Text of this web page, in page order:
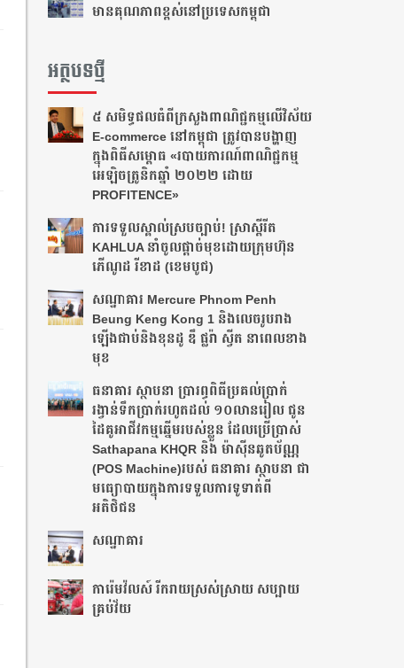
មានគុណភាពខ្ពស់នៅប្រទេសកម្ពុជា
អត្ថបទថ្មី
៥ សមិទ្ធផលធំ​ពីក្រសួងពាណិជ្ជកម្មលើវិស័យ
E-commerce នៅកម្ពុជា ត្រូវបានបង្ហាញ
ក្នុងពិធីសម្ពោធ «របាយការណ៍ពាណិជ្ជកម្ម
អេឡិចត្រូនិកឆ្នាំ ២០២២ ដោយ
PROFITENCE»
ការទទួលស្គាល់ស្របច្បាប់! ស្រាស្ពីរីត
KAHLUA នាំចូលផ្ដាច់មុខដោយក្រុមហ៊ុន
ភើណូដ រីខាដ (ខេមបូជ)
សណ្ឋាគារ Mercure Phnom Penh
Beung Keng Kong 1 និងលេចរូបរាង
ឡើងជាប់និងខុនដូ ឌឹ ផ្លរ៉ា ស្វីត នាពេលខាង
មុខ
ធនាគារ ស្ថាបនា ប្រារព្ធពិធីប្រគល់ប្រាក់
រង្វាន់ទឹកប្រាក់រហូតដល់ ១០លានរៀល ជូន
ដៃគូអាជីវកម្មឆ្នើមរបស់ខ្លួន ដែលប្រើប្រាស់
Sathapana KHQR និង ម៉ាស៊ីនឆូតប័ណ្ណ
(POS Machine)របស់ ធនាគារ ស្ថាបនា ជា
មធ្យោបាយក្នុងការទទួលការទូទាត់ពី
អតិថិជន
សណ្ឋាគារ
ការ៉េមវ៉លស៍ រីករាយស្រស់ស្រាយ សប្បាយ
គ្រប់វ័យ